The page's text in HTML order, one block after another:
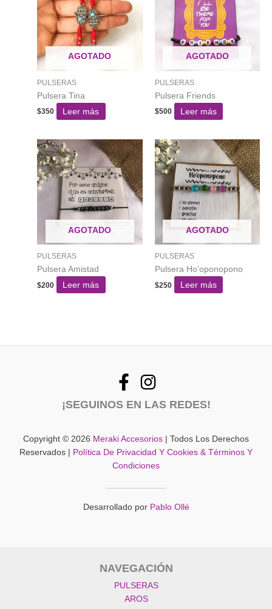
AGOTADO
PULSERAS
Pulsera Tina
$350 Leer más
AGOTADO
PULSERAS
Pulsera Friends
$500 Leer más
AGOTADO
PULSERAS
Pulsera Amistad
$200 Leer más
AGOTADO
PULSERAS
Pulsera Ho’oponopono
$250 Leer más
¡SEGUINOS EN LAS REDES!
Copyright © 2026 Meraki Accesorios | Todos Los Derechos
Reservados |
Política De Privacidad Y Cookies & Términos Y
Condiciones
Desarrollado por Pablo Ollé
NAVEGACIÓN
PULSERAS
AROS